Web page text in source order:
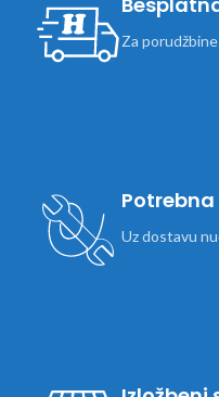
Za
Uz dostavu